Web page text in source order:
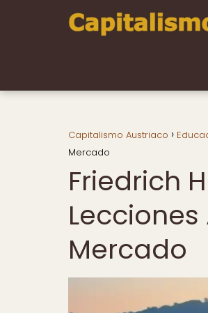
Capitalismo Austriaco
Mercado
Friedrich
Mercado